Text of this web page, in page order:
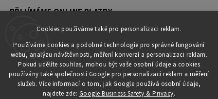
Cookies používáme také pro personalizaci reklam.
Používáme cookies a podobné technologie pro správné fungování
webu, analýzu návštěvnosti, měření konverzí a personalizaci reklam.
Pokud udělíte souhlas, mohou být vaše osobní údaje a cookies
používány také společností Google pro personalizaci reklam a měření
služeb. Více informací o tom, jak Google používá osobní údaje,
najdete zde: Google Business Safety & Privacy.
PŘIJÍMÁME ONLINE PLATBY
KONTAKT
obchod @petromila.cz
+420704433780 ► při nedostupnosti využijte email